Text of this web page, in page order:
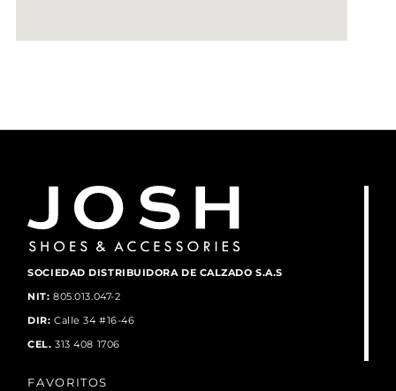
SOCIEDAD DISTRIBUIDORA DE CALZADO S.A.S
NIT: 805.013.047-2
DIR:Calle 34 #16-46
CEL.313 408 1706
FAVORITOS